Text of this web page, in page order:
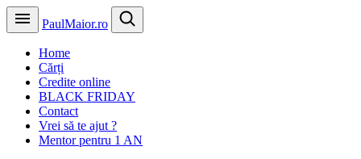
PaulMaior.ro
Home
Cărți
Credite online
BLACK FRIDAY
Contact
Vrei să te ajut ?
Mentor pentru 1 AN